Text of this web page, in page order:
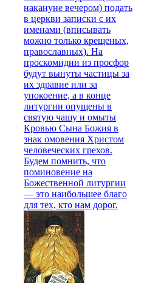
накануне вечером) подать
в церкви записки с их
именами (вписывать
можно только крещеных,
православных). На
проскомидии из просфор
будут вынуты частицы за
их здравие или за
упокоение, а в конце
литургии опущены в
святую чашу и омыты
Кровью Сына Божия в
знак омовения Христом
человеческих грехов.
Будем помнить, что
поминовение на
Божественной литургии
— это наибольшее благо
для тех, кто нам дорог.